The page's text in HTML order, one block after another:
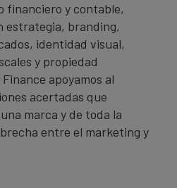
financiero y contable,
estrategia, branding,
identidad visual,
y propiedad
apoyamos al
acertadas que
marca y de toda la
entre el marketing y